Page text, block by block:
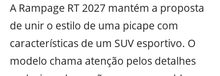
A Rampage RT 2027 mantém a proposta
de unir o estilo de uma picape com
características de um SUV esportivo. O
modelo chama atenção pelos detalhes